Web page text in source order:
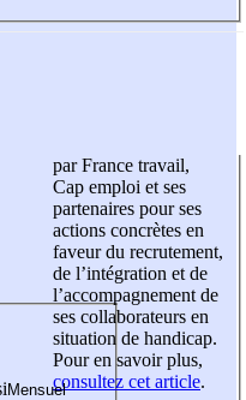
par France travail,
Cap emploi et ses
partenaires pour ses
actions concrètes en
faveur du recrutement,
de l’intégration et de
l’accompagnement de
ses collaborateurs en
situation de handicap.
Pour en savoir plus,
consultez cet article.